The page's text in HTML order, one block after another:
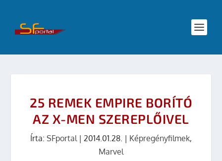
25 REMEK EMPIRE BORÍTÓ
AZ X-MEN SZEREPLŐIVEL
Írta: SFportal| 2014.01.28. | Képregényfilmek,
Marvel